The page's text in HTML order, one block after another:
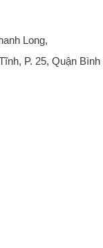
Long,
P. 25, Quận